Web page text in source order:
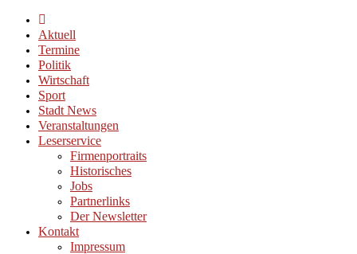
Aktuell
Termine
Politik
Wirtschaft
Sport
Stadt News
Veranstaltungen
Leserservice
Firmenportraits
Historisches
Jobs
Partnerlinks
Der Newsletter
Kontakt
Impressum